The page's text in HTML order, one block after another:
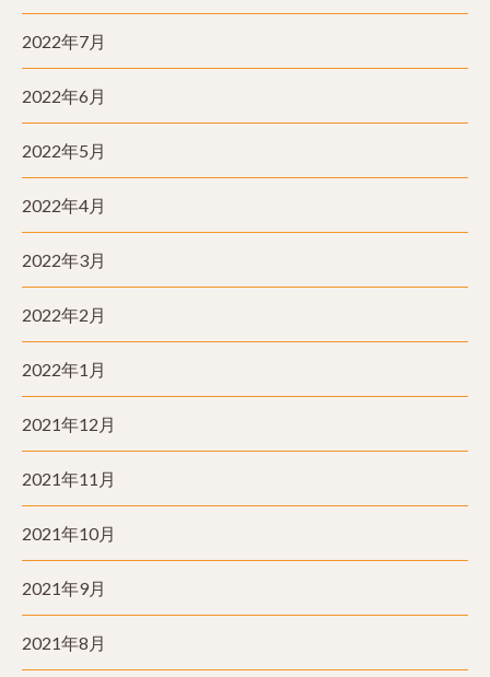
2022年7月
2022年6月
2022年5月
2022年4月
2022年3月
2022年2月
2022年1月
2021年12月
2021年11月
2021年10月
2021年9月
2021年8月